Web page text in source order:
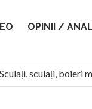
OPINII /
sculați, boieri
militează pentru